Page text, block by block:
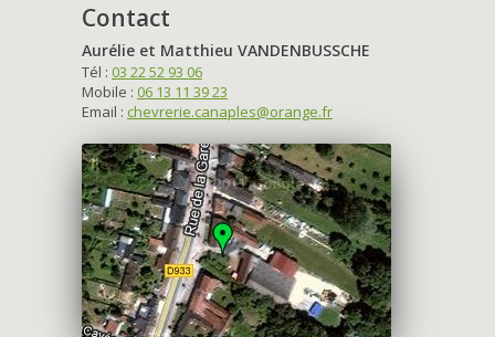
Contact
Aurélie et Matthieu VANDENBUSSCHE
Tél : 03 22 52 93 06
Mobile : 06 13 11 39 23
Email : chevrerie.canaples@orange.fr